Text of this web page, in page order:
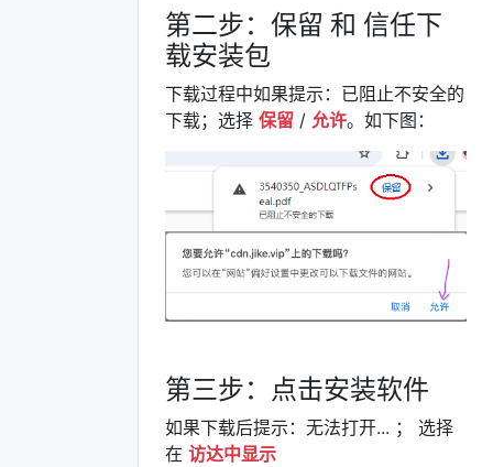
第二步：保留 和 信任下
载安装包
下载过程中如果提示：已阻止不安全的
下载；选择 保留 / 允许。如下图：
第三步：点击安装软件
如果下载后提示：无法打开... ； 选择
在 访达中显示